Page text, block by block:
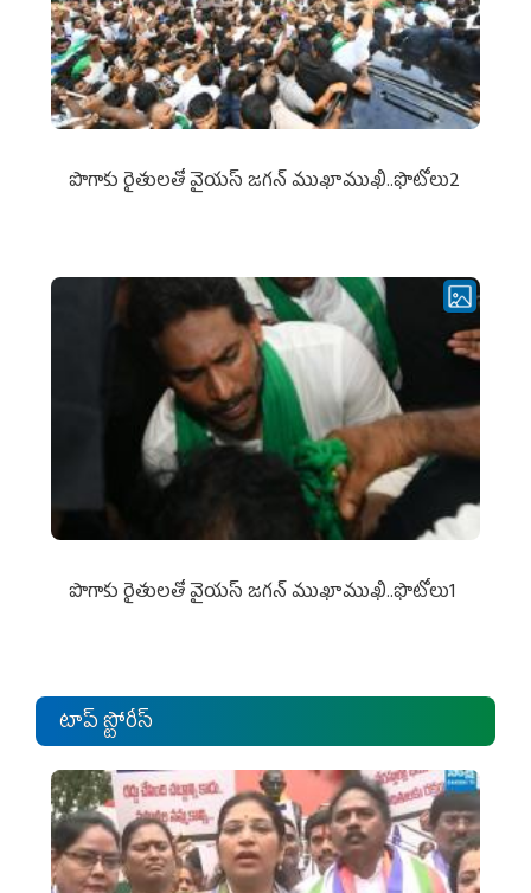
పొగాకు రైతుల‌తో వైయ‌స్ జ‌గ‌న్ ముఖాముఖి..ఫొటోలు2
పొగాకు రైతుల‌తో వైయ‌స్ జ‌గ‌న్ ముఖాముఖి..ఫొటోలు1
టాప్ స్టోరీస్